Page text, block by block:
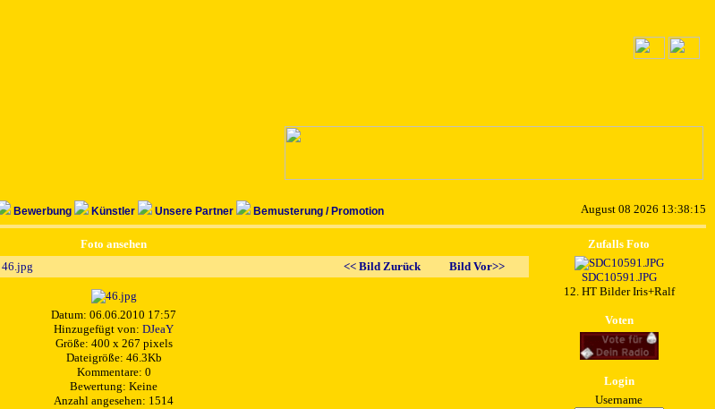
Bewerbung Künstler Unsere Partner Bemusterung / Promotion August 08 2026 13:38:15
Foto ansehen
46.jpg << Bild Zurück Bild Vor>>
Datum: 06.06.2010 17:57
Hinzugefügt von: DJeaY
Größe: 400 x 267 pixels
Dateigröße: 46.3Kb
Kommentare: 0
Bewertung: Keine
Anzahl angesehen: 1514
Zufalls Foto
SDC10591.JPG
12. HT Bilder Iris+Ralf
Voten
Login
Username